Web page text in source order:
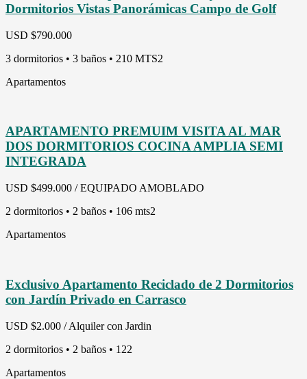
Dormitorios Vistas Panorámicas Campo de Golf
USD $790.000
3 dormitorios • 3 baños • 210 MTS2
Apartamentos
APARTAMENTO PREMUIM VISITA AL MAR
DOS DORMITORIOS COCINA AMPLIA SEMI
INTEGRADA
USD $499.000 / EQUIPADO AMOBLADO
2 dormitorios • 2 baños • 106 mts2
Apartamentos
Exclusivo Apartamento Reciclado de 2 Dormitorios
con Jardín Privado en Carrasco
USD $2.000 / Alquiler con Jardin
2 dormitorios • 2 baños • 122
Apartamentos